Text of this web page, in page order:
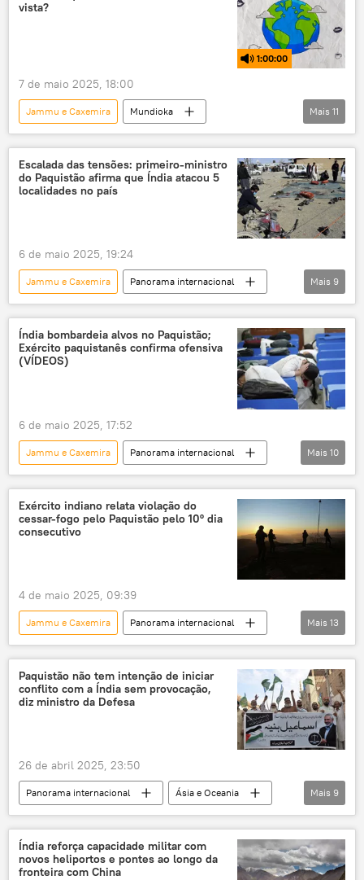
Paquistão
Forças Armadas
escalada de tensões entre Índia e Paquistão
Vale da Caxemira
exclusiva
Baluchistão
vista?
1:00:00
7 de maio 2025, 18:00
Jammu e Caxemira
Mundioka
Ásia e Oceania
Índia
Paquistão
Ásia
podcast
rádio
conflito
guerra nuclear
ataque
Mais 11
Escalada das tensões: primeiro-ministro
do Paquistão afirma que Índia atacou 5
localidades no país
6 de maio 2025, 19:24
Jammu e Caxemira
Panorama internacional
Ásia e Oceania
Shehbaz Sharif
Índia
Lashkar-e-Taiba
escalada de tensões entre Índia e Paquistão
Mais 9
Índia bombardeia alvos no Paquistão;
Exército paquistanês confirma ofensiva
(VÍDEOS)
6 de maio 2025, 17:52
Jammu e Caxemira
Panorama internacional
Ásia e Oceania
Índia
Paquistão
Força Aérea Indiana
Ministério da Defesa da Índia
Mais 10
Exército indiano relata violação do
cessar-fogo pelo Paquistão pelo 10º dia
consecutivo
4 de maio 2025, 09:39
Jammu e Caxemira
Panorama internacional
Ásia e Oceania
Índia
Paquistão
Narendra Modi
Mundo
Ministério da Defesa da Índia
cessar-fogo
tensão regional
tensão geopolítica
Mais 13
Paquistão não tem intenção de iniciar
conflito com a Índia sem provocação,
diz ministro da Defesa
26 de abril 2025, 23:50
Panorama internacional
Ásia e Oceania
Mundo
Masoud Pezeshkian
Narendra Modi
Shehbaz Sharif
Paquistão
Irã
Sputnik
Mais 9
Índia reforça capacidade militar com
novos heliportos e pontes ao longo da
fronteira com China